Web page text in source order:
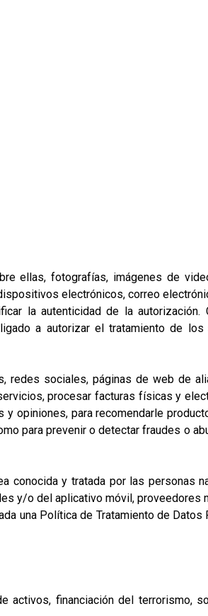
fotografías, imágenes de
electrónicos, correo
la autenticidad de la autorización.
a autorizar el tratamiento de
sociales, páginas de web de
procesar facturas físicas y
opiniones, para recomendarle
para prevenir o detectar fraudes o
y tratada por las personas
y/o del aplicativo móvil, proveedores
una Política de Tratamiento de
financiación del terrorismo,